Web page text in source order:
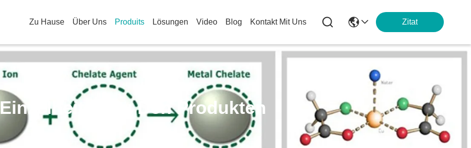
Zu Hause Über Uns Produits Lösungen Video Blog Kontakt Mit Uns Zitat
Einzelheiten Zu Den Produkten